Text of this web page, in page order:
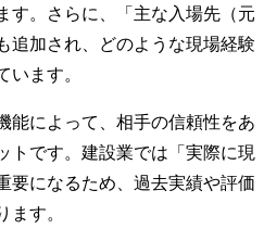
す。さらに、「主な入場先（元
追加され、どのような現場経験
います。
能によって、相手の信頼性をあ
トです。建設業では「実際に現
要になるため、過去実績や評価
ます。